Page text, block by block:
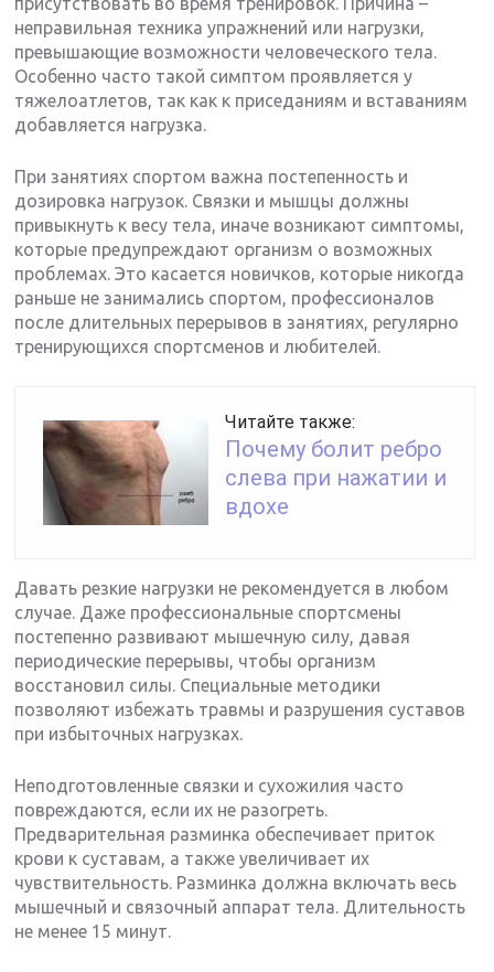
неправильная техника упражнений или нагрузки,
превышающие возможности человеческого тела.
Особенно часто такой симптом проявляется у
тяжелоатлетов, так как к приседаниям и вставаниям
добавляется нагрузка.
При занятиях спортом важна постепенность и
дозировка нагрузок. Связки и мышцы должны
привыкнуть к весу тела, иначе возникают симптомы,
которые предупреждают организм о возможных
проблемах. Это касается новичков, которые никогда
раньше не занимались спортом, профессионалов
после длительных перерывов в занятиях, регулярно
тренирующихся спортсменов и любителей.
Читайте также:
Почему болит ребро
слева при нажатии и
вдохе
Давать резкие нагрузки не рекомендуется в любом
случае. Даже профессиональные спортсмены
постепенно развивают мышечную силу, давая
периодические перерывы, чтобы организм
восстановил силы. Специальные методики
позволяют избежать травмы и разрушения суставов
при избыточных нагрузках.
Неподготовленные связки и сухожилия часто
повреждаются, если их не разогреть.
Предварительная разминка обеспечивает приток
крови к суставам, а также увеличивает их
чувствительность. Разминка должна включать весь
мышечный и связочный аппарат тела. Длительность
не менее 15 минут.